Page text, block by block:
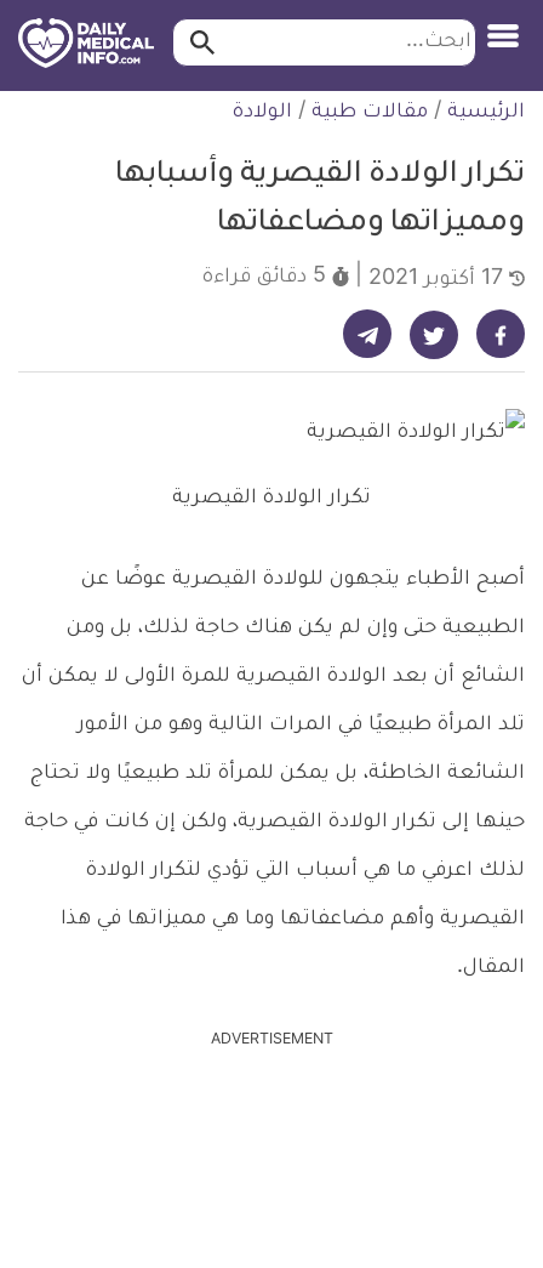
التخطي
للمحتوى
ابحث ابحث…
الرئيسية / مقالات طبية / الولادة
تكرار الولادة القيصرية وأسبابها
ومميزاتها ومضاعفاتها
5 دقائق قراءة
شارك على فيسبوك - ديلي ميديكال انفو شارك على تويتر - ديلي ميديكال انفو شارك على تيليجرام - ديلي ميديكال انفو
تكرار الولادة القيصرية
أصبح الأطباء يتجهون للولادة القيصرية عوضًا عن
الطبيعية حتى وإن لم يكن هناك حاجة لذلك، بل ومن
الشائع أن بعد الولادة القيصرية للمرة الأولى لا يمكن أن
تلد المرأة طبيعيًا في المرات التالية وهو من الأمور
الشائعة الخاطئة، بل يمكن للمرأة تلد طبيعيًا ولا تحتاج
حينها إلى تكرار الولادة القيصرية، ولكن إن كانت في حاجة
لذلك اعرفي ما هي أسباب التي تؤدي لتكرار الولادة
القيصرية وأهم مضاعفاتها وما هي مميزاتها في هذا
المقال.
ADVERTISEMENT